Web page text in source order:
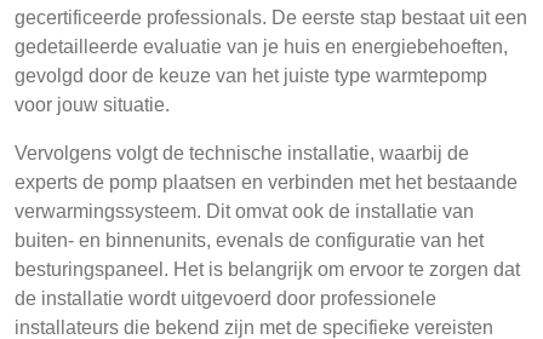
gecertificeerde professionals. De eerste stap bestaat uit een
gedetailleerde evaluatie van je huis en energiebehoeften,
gevolgd door de keuze van het juiste type warmtepomp
voor jouw situatie.
Vervolgens volgt de technische installatie, waarbij de
experts de pomp plaatsen en verbinden met het bestaande
verwarmingssysteem. Dit omvat ook de installatie van
buiten- en binnenunits, evenals de configuratie van het
besturingspaneel. Het is belangrijk om ervoor te zorgen dat
de installatie wordt uitgevoerd door professionele
installateurs die bekend zijn met de specifieke vereisten